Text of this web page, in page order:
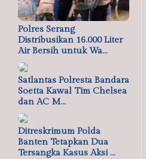
Polres Serang
Distribusikan 16.000 Liter
Air Bersih untuk Wa…
Satlantas Polresta Bandara
Soetta Kawal Tim Chelsea
dan AC M…
Ditreskrimum Polda
Banten Tetapkan Dua
Tersangka Kasus Aksi …